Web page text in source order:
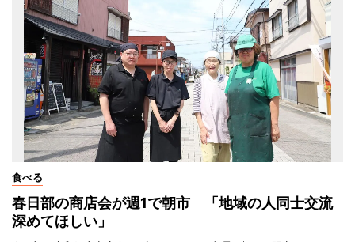
食べる
春日部の商店会が週1で朝市 「地域の人同士交流
深めてほしい」